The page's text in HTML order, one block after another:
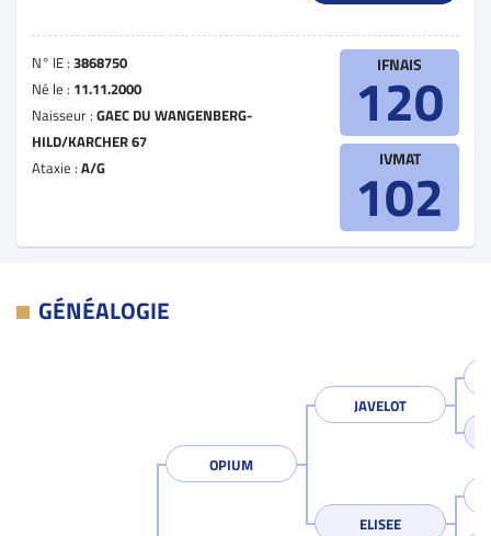
N° IE : 3868750
Né le : 11.11.2000
Naisseur : GAEC DU WANGENBERG-
HILD/KARCHER 67
Ataxie : A/G
IFNAIS
120
IVMAT
102
GÉNÉALOGIE
OPIUM
JAVELOT
ELISEE